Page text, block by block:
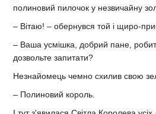
полиновий пилочок у незвичайну
– Вітаю! – обернувся той і щиро-
– Ваша усмішка, добрий пане,
дозвольте запитати?
Незнайомець чемно схилив свою
– Полиновий король.